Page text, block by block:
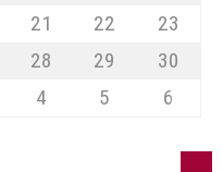
21 22
23
28 29
30
4 5 6